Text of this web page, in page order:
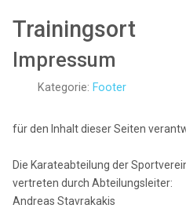
Trainingsort
Impressum
Kategorie:Footer
für den Inhalt dieser Seiten
Die Karateabteilung der
vertreten durch Abteilungsleiter:
Andreas Stavrakakis